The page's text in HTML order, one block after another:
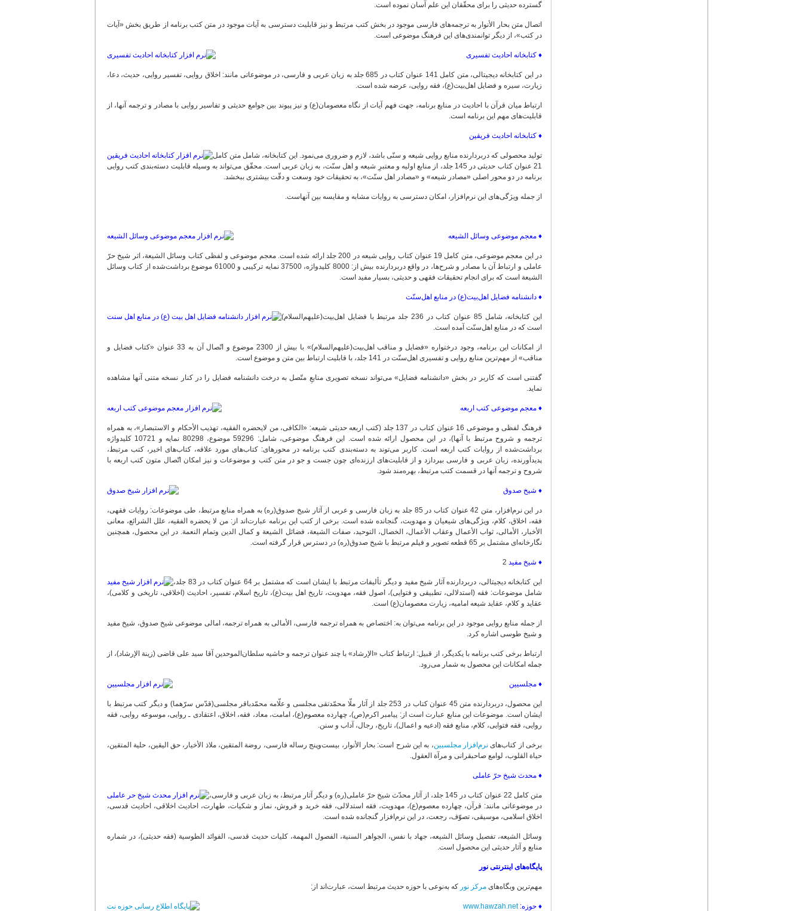
گسترده حدیثی را برای محقّقان این علم آسان نموده است.
اتصال متن بحار الأنوار به ترجمه‌های فارسی موجود در بخش کتب مرتبط و نیز قابلیت دسترسی به آیات موجود در متن کتب برنامه از طریق بخش «آیات
در کتب»، از دیگر توانمندی‌های این فرهنگ موضوعی است.
♦ کتابخانه احادیث تفسیری
در این کتابخانه دیجیتالی، متن کامل 141 عنوان کتاب در 685 جلد به زبان عربی و فارسی، در موضوعاتی مانند: اخلاق روایی، تفسیر روایی، حدیث، دعا،
زیارت، سیره و فضایل اهل‌بیت(ع)، فقه روایی، عرضه شده است.
ارتباط میان قرآن با احادیث در منابع برنامه، جهت فهم آیات از نگاه معصومان(ع) و نیز پیوند بین جوامع حدیثی و تفاسیر روایی با مصادر و ترجمه‌ آنها، از
قابلیت‌های مهم این برنامه است.
♦ کتابخانه احادیث فریقین
تولید محصولی که دربردارنده منابع روایی شیعه و سنّی باشد، لازم و ضروری می‌نمود. این کتابخانه، شامل متن کامل
21 عنوان کتاب حدیثی در 145 جلد، از منابع اولیه و معتبرِ شیعه و اهل سنّت، به زبان عربی است. محقّق می‌تواند به وسیله قابلیت دسته‌بندی کتب روایی
برنامه در دو محور اصلی «مصادر شیعه» و «مصادر اهل سنّت»، به تحقیقات خود وسعت و دقّت بیشتری ببخشد.
از جمله ویژگی‌های این نرم‌افزار، امکان دسترسی به روایات مشابه و مقایسه بین آنهاست.
♦ معجم موضوعی وسائل الشیعه
در این معجم موضوعی، متن کامل 19 عنوان کتاب روایی شیعه در 200 جلد ارائه شده است. معجم موضوعی و لفظی کتاب وسائل الشیعة، اثر شیخ حرّ
عاملی و ارتباط آن با مصادر و شرح‌ها، در واقع دربردارنده بیش از: 8000 کلیدواژه، 37500 نمایه ترکیبی و 61000 موضوع برداشت‌شده از کتاب وسائل
الشیعة است که برای انجام تحقیقات فقهی و حدیثی، بسیار مفید است.
♦ دانشنامه فضایل اهل‌بیت(ع) در منابع اهل‌سنّت
این کتابخانه‌، شامل 85 عنوان کتاب در 236 جلد مرتبط با فضایل اهل‌بیت(علیهم‌السلام)
است که در منابع اهل‌سنّت آمده است.
از امکانات این برنامه، وجود درختواره «فضایل و مناقب اهل‌بیت(علیهم‌السلام)» با بیش از 2300 موضوع و اتّصال آن به 33 عنوان «کتاب فضایل و
مناقب» از مهم‌ترین منابع روایی و تفسیری اهل‌‌سنّت در 141 جلد، با قابلیت ارتباط بین متن و موضوع است.
گفتنی است که کاربر در بخش «دانشنامه فضایل» می‌تواند نسخه تصویری منابعِ متّصل به درخت دانشنامه فضایل را در کنار نسخه متنی آنها مشاهده
نماید.
♦ معجم موضوعی کتب اربعه
فرهنگ لفظی و موضوعی 16 عنوان کتاب در 137 جلد (کتب اربعه حدیثی شیعه: «الکافی، من لایحضره الفقیه، تهذیب الأحکام و الاستبصار»، به همراه
ترجمه و شروح مرتبط با آنها)، در این محصول ارائه شده است. این فرهنگ موضوعی، شامل: 59296 موضوع، 80298 نمایه و 10721 کلیدواژه
برداشت‌شده از روایات کتب اربعه است. کاربر می‌توند به دسته‌بندی کتب برنامه در محورهای: کتاب‌های مورد علاقه، کتاب‌های اخیر، کتب مرتبط،
پدیدآورنده، زبان عربی و فارسی بپردازد و از قابلیت‌های ارزنده‌ای چون جست و جو در متن کتب و موضوعات و نیز امکان اتّصال متون کتب اربعه با
شروح و ترجمه آنها در قسمت کتب مرتبط، بهره‌مند شود.
♦ شیخ صدوق
در این نرم‌افزار، متن 42 عنوان کتاب در 85 جلد به زبان فارسی و عربی از آثار شیخ صدوق(ره) به همراه منابع مرتبط، طی موضوعات: روایات فقهى،
فقه، اخلاق، کلام، ویژگی‌هاى شیعیان و مهدویت، گنجانده شده است. برخی از کتب این برنامه عبارت‌اند از: من لا یحضره الفقیه، علل الشرائع، معانی
الأخبار، الأمالی، ثواب الأعمال وعقاب الأعمال، الخصال، التوحید، صفات الشیعة، فضائل الشیعة و کمال الدین وتمام النعمة. در این محصول، همچنین
نگارخانه‌ای مشتمل بر 65 قطعه تصویر و فیلم مرتبط با شیخ صدوق(ره) در دسترس قرار گرفته است.
♦ شیخ مفید 2
این کتابخانه دیجیتالی، دربردارنده آثار شیخ مفید و دیگر تألیفات مرتبط با ایشان است که مشتمل بر 64 عنوان کتاب در 83 جلد،
شامل موضوعات: فقه (استدلالی، تطبیقی و فتوایی)، اصول فقه، مهدویت، تاریخ اهل بیت(ع)، تاریخ اسلام، تفسیر، احادیث (اخلاقی، تاریخی و کلامی)،
عقاید و کلام، عقاید شیعه امامیه، زیارت معصومان(ع) است.
از جمله منابع روایی موجود در این برنامه می‌توان به: اختصاص به همراه ترجمه فارسی، الأمالی به همراه ترجمه، امالی موضوعی شیخ صدوق، شیخ مفید
و شیخ طوسی اشاره کرد.
ارتباط برخی کتب برنامه با یکدیگر، از قبیل: ارتباط کتاب «الإرشاد» با چند عنوان ترجمه و حاشیه سلطان‌الموحدین آقا سید علی قاضی (زینة الإرشاد)، از
جمله امکانات این محصول به شمار می‌رود.
♦ مجلسیین
این محصول، دربردارنده متن 45 عنوان کتاب در 253 جلد از آثار ملّا محمّدتقی مجلسی و علّامه محمّدباقر مجلسی(قدّس سرّهما) و دیگر کتب مرتبط با
ایشان است. موضوعات این منابع عبارت است از: پیامبر اکرم(ص)، چهارده معصوم(ع)، امامت، معاد، فقه، اخلاق، اعتقادى ـ روایى، موسوعه روایى، فقه
روایى، فقه فتوایی، کلام، منابع فقه (ادعیه و اعمال)، تاریخ، رجال، آداب و سنن.
برخی از کتاب‌های نرم‌افزار مجلسیین، به این شرح است: بحار الأنوار، بیست‌و‌پنج رساله فارسی، روضة المتقین، ملاذ الأخیار، حق الیقین، حلیة المتقین،
حیاة القلوب، لوامع صاحبقرانی و مرآة العقول.
♦ محدث شیخ حرّ عاملی
متن کامل 22 عنوان کتاب در 145 جلد، از آثار محدّث شیخ حرّ عاملی(ره) و دیگر آثار مرتبط، به زبان عربی و فارسی،
در موضوعاتی مانند: قرآن، چهارده معصوم(ع)، مهدویت، فقه استدلالی، فقه خرید و فروش، نماز و شکیات، طهارت، احادیث اخلاقی، احادیث قدسی،
اخلاق اسلامی، موسیقی، تصوّف، رجعت، در این نرم‌افزار گنجانده شده است.
وسائل الشیعه، تفصیل وسائل الشیعه، جهاد با نفس، الجواهر السنیة، الفصول المهمة، کلیات حدیث قدسی، الفوائد الطوسیة (فقه حدیثی)، در شماره
منابع و آثار حدیثی این محصول است.
پایگاه‌های اینترنتی نور
مهم‌ترین وبگاه‌های مرکز نور که به‌نوعی با حوزه حدیث مرتبط است، عبارت‌اند از:
♦ حوزه: www.hawzah.net